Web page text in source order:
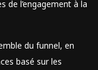
de l’engagement à la
du funnel, en
basé sur les